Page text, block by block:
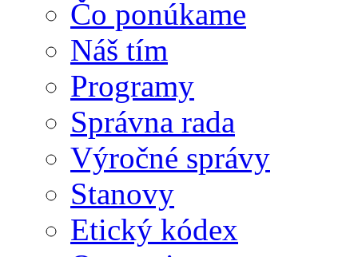
Čo ponúkame
Náš tím
Programy
Správna rada
Výročné správy
Stanovy
Etický kódex